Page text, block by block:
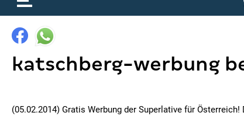
katschberg-werbung
(05.02.2014) Gratis Werbung der Superlative für